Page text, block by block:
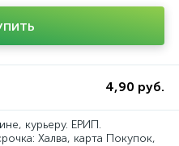
4,90 руб.
курьеру. ЕРИП.
Халва, карта Покупок,